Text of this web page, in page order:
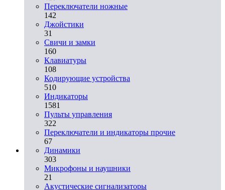
Переключатели ножные
142
Джойстики
31
Свичи и замки
160
Клавиатуры
108
Кодирующие устройства
510
Индикаторы
1581
Пульты управления
322
Переключатели и индикаторы прочие
67
Динамики
303
Микрофоны и наушники
21
Акустические сигнализаторы